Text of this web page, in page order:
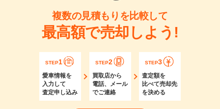
複数の見積もりを比較して
最高額で売却しよう!
STEP1
愛車情報を
入力して
査定申し込み
STEP2
買取店から
電話、メール
でご連絡
STEP3
査定額を
比べて売却先
を決める